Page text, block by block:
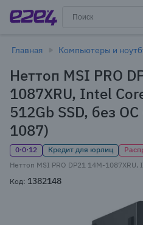
Главная Компьютеры и
Неттоп MSI PRO
1087XRU, Intel
512Gb SSD, без
1087)
0·0·12 Кредит для юрлиц
Код: 1382148